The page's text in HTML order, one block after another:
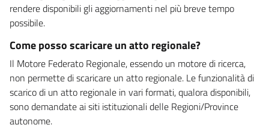
rendere disponibili gli aggiornamenti nel più breve tempo
possibile.
Come posso scaricare un atto regionale?
Il Motore Federato Regionale, essendo un motore di ricerca,
non permette di scaricare un atto regionale. Le funzionalità di
scarico di un atto regionale in vari formati, qualora disponibili,
sono demandate ai siti istituzionali delle Regioni/Province
autonome.